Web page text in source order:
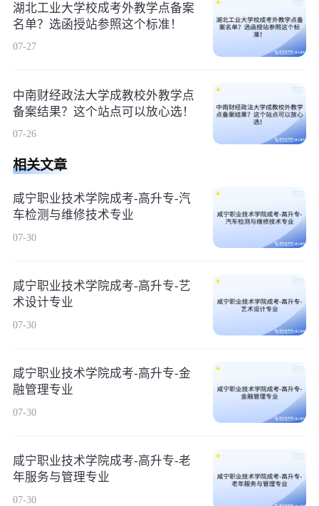
湖北工业大学校成考外教学点备案
名单？选函授站参照这个标准！
07-27
中南财经政法大学成教校外教学点
备案结果？这个站点可以放心选！
07-26
相关文章
咸宁职业技术学院成考-高升专-汽
车检测与维修技术专业
07-30
咸宁职业技术学院成考-高升专-艺
术设计专业
07-30
咸宁职业技术学院成考-高升专-金
融管理专业
07-30
咸宁职业技术学院成考-高升专-老
年服务与管理专业
07-30